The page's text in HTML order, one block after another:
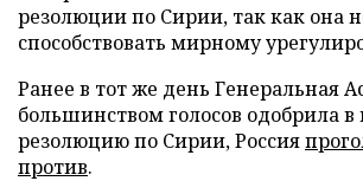
резолюции по Сирии, так как она
способствовать мирному
Ранее в тот же день Генеральная
большинством голосов одобрила
резолюцию по Сирии, Россия
против.